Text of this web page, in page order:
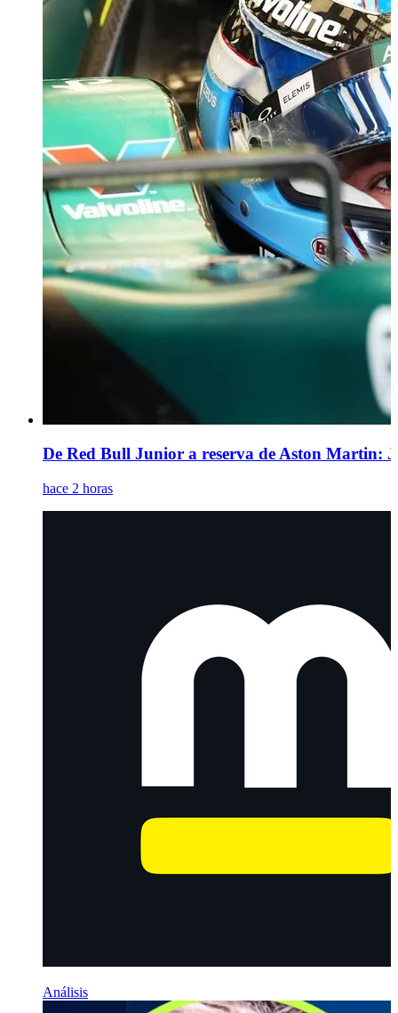
De Red Bull Junior a reserva de Aston Martin:
hace 2 horas
Análisis